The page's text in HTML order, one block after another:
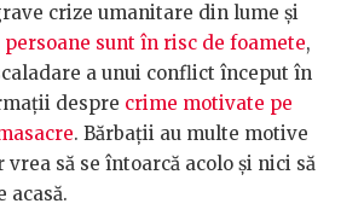
crize umanitare din lume și
persoane sunt în risc de foamete,
a unui conflict început în
despre crime motivate pe
. Bărbații au multe motive
vrea să se întoarcă acolo și nici să
acasă.